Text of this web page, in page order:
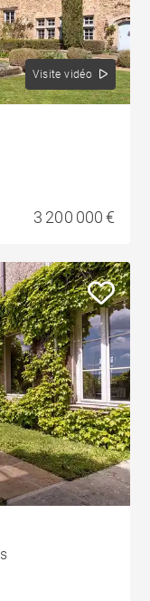
Visite vidéo
3 200 000 €